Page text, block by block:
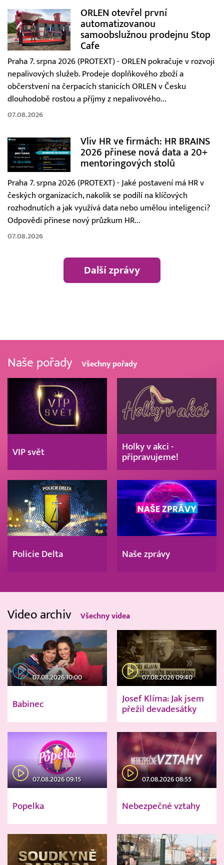
ORLEN otevřel první
automatizovanou
samoobslužnou prodejnu Stop
Cafe
Praha 7. srpna 2026 (PROTEXT) - ORLEN pokračuje v rozvoji
nepalivových služeb. Prodeje doplňkového zboží a
občerstvení na čerpacích stanicích ORLEN v Česku
dlouhodobě rostou a příjmy z nepalivového...
07.08.2026
Vliv HR ve firmách: HR BRAINS
2026 přinese nová data a 20+
mentoringových stolů
Praha 7. srpna 2026 (PROTEXT) - Jaké postavení má HR v
českých organizacích, nakolik se podílí na klíčových
rozhodnutích a jak využívá data nebo umělou inteligenci?
Odpovědi přinese nový průzkum HR...
07.08.2026
Další zprávy
Naše pořady Všechny pořady
VIP svět
Holky v akci -
připravujeme!
Policie Delta Naše zprávy
Video archiv Všechny videa
07.08.2026 10:00
Babinec
07.08.2026 09:40
Josef Klíma: Jak jsem
přežil devadesátky
07.08.2026 09:15
Popelka
07.08.2026 08:55
Nebezpečné vztahy